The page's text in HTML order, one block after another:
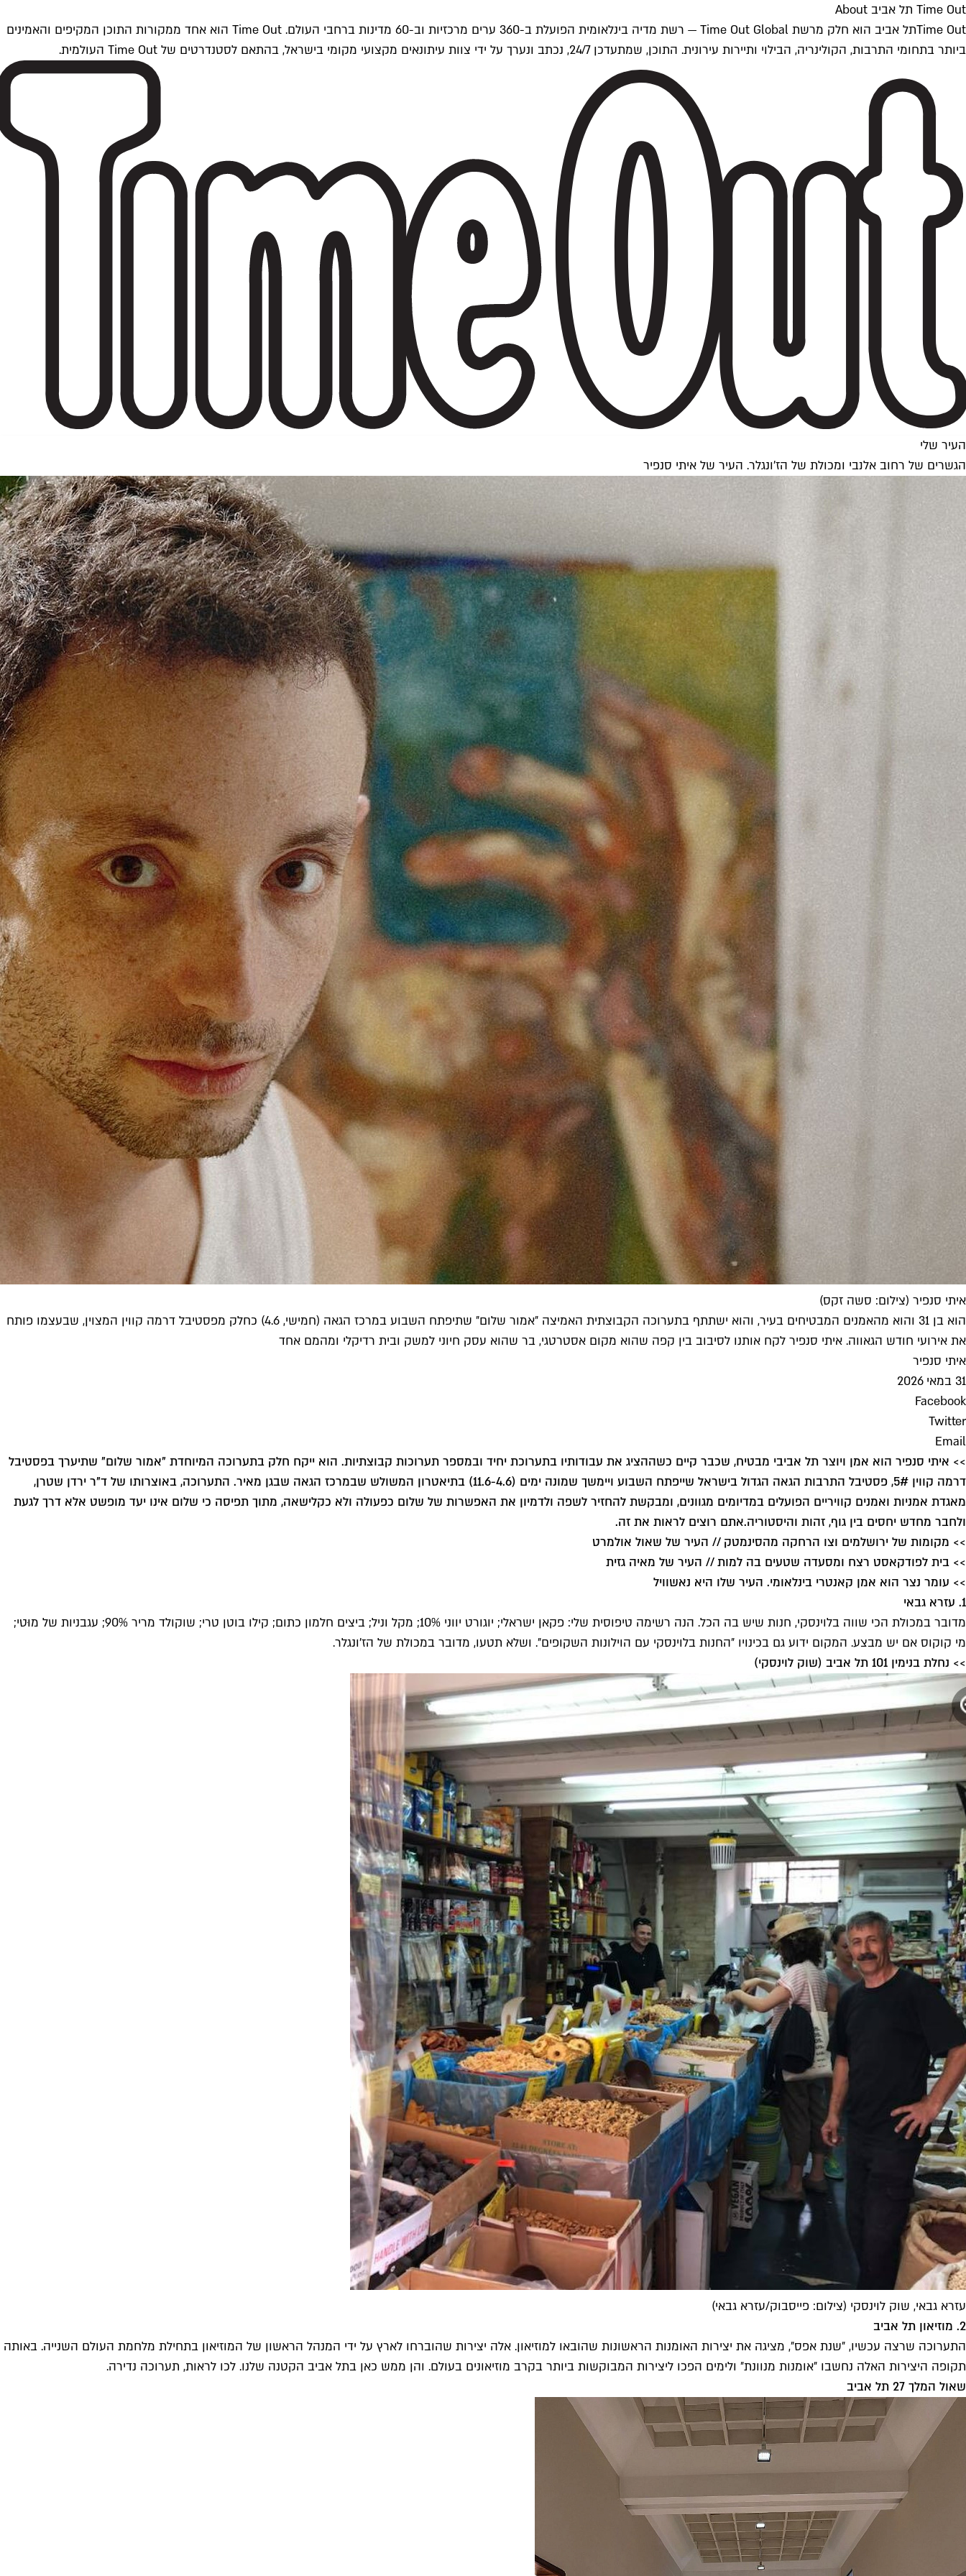
Time Out תל אביב About
Time Outתל אביב הוא חלק מרשת Time Out Global — רשת מדיה בינלאומית הפועלת ב-360 ערים מרכזיות וב-60 מדינות ברחבי העולם. Time Out הוא אחד ממקורות התוכן המקיפים והאמינים
ביותר בתחומי התרבות, הקולינריה, הבילוי ותיירות עירונית. התוכן, שמתעדכן 24/7, נכתב ונערך על ידי צוות עיתונאים מקצועי מקומי בישראל, בהתאם לסטנדרטים של Time Out העולמית.
העיר שלי
הגשרים של רחוב אלנבי ומכולת של הז׳ונגלר. העיר של איתי סנפיר
איתי סנפיר (צילום: סשה זקס)
הוא בן 31 והוא מהאמנים המבטיחים בעיר, והוא ישתתף בתערוכה הקבוצתית האמיצה ״אמור שלום״ שתיפתח השבוע במרכז הגאה (חמישי, 4.6) כחלק מפסטיבל דרמה קווין המצוין, שבעצמו פותח
את אירועי חודש הגאווה. איתי סנפיר לקח אותנו לסיבוב בין קפה שהוא מקום אסטרטגי, בר שהוא עסק חיוני למשק ובית רדיקלי ומהמם אחד
איתי סנפיר
31 במאי 2026
Facebook
Twitter
Email
>> איתי סנפיר הוא אמן ויוצר תל אביבי מבטיח, שכבר קיים כשההציג את עבודותיו בתערוכת יחיד ובמספר תערוכות קבוצתיות. הוא ייקח חלק בתערוכה המיוחדת "אמור שלום" שתיערך בפסטיבל
דרמה קווין 5#, פסטיבל התרבות הגאה הגדול בישראל שייפתח השבוע ויימשך שמונה ימים (11.6-4.6) בתיאטרון המשולש שבמרכז הגאה שבגן מאיר. התערוכה, באוצרותו של ד"ר ירדן שטרן,
מאגדת אמניות ואמנים קוויריים הפועלים במדיומים מגוונים, ומבקשת להחזיר לשפה ולדמיון את האפשרות של שלום כפעולה ולא כקלישאה, מתוך תפיסה כי שלום אינו יעד מופשט אלא דרך לגעת
ולחבר מחדש יחסים בין גוף, זהות והיסטוריה.אתם רוצים לראות את זה.
>> מקומות של ירושלמים וצו הרחקה מהסינמטק // העיר של שאול אולמרט
>> בית לפודקאסט רצח ומסעדה שטעים בה למות // העיר של מאיה גזית
>> עומר נצר הוא אמן קאנטרי בינלאומי. העיר שלו היא נאשוויל
1. עזרא גבאי
מדובר במכולת הכי שווה בלוינסקי, חנות שיש בה הכל. הנה רשימה טיפוסית שלי: פקאן ישראלי; יוגורט יווני 10%; מקל וניל; ביצים חלמון כתום; קילו בוטן טרי; שוקולד מריר 90%; עגבניות של מוּטי;
מי קוקוס אם יש מבצע. המקום ידוע גם בכינויו ״החנות בלוינסקי עם הוילונות השקופים״. ושלא תטעו, מדובר במכולת של הז׳ונגלר.
>> נחלת בנימין 101 תל אביב (שוק לוינסקי)
עזרא גבאי, שוק לוינסקי (צילום: פייסבוק/עזרא גבאי)
2. מוזיאון תל אביב
התערוכה שרצה עכשיו, ״שנת אפס״, מציגה את יצירות האומנות הראשונות שהובאו למוזיאון. אלה יצירות שהוברחו לארץ על ידי המנהל הראשון של המוזיאון בתחילת מלחמת העולם השנייה. באותה
תקופה היצירות האלה נחשבו ״אומנות מנוונת״ ולימים הפכו ליצירות המבוקשות ביותר בקרב מוזיאונים בעולם. והן ממש כאן בתל אביב הקטנה שלנו. לכו לראות, תערוכה נדירה.
שאול המלך 27 תל אביב